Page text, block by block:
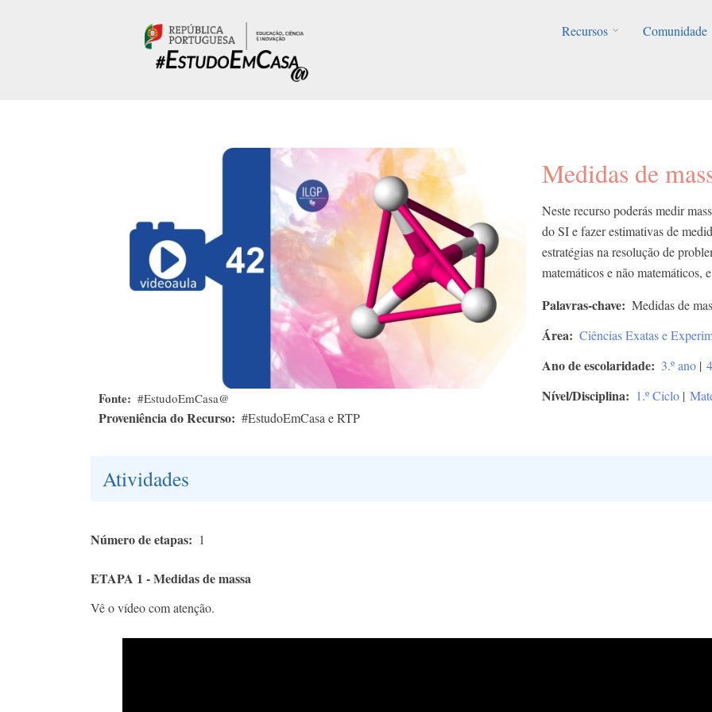
Recursos
Comunidade
Fonte #EstudoEmCasa@
Proveniência do Recurso #EstudoEmCasa e RTP
Medidas de
Neste recurso poderás medir
do SI e fazer estimativas de
estratégias na resolução de
matemáticos e não matemáticos,
Palavras-chave Medidas de
Área Ciências Exatas e
Ano de escolaridade 3.º ano |
Nível/Disciplina 1.º Ciclo |
Atividades
Número de etapas 1
ETAPA 1 - Medidas de massa
Vê o vídeo com atenção.